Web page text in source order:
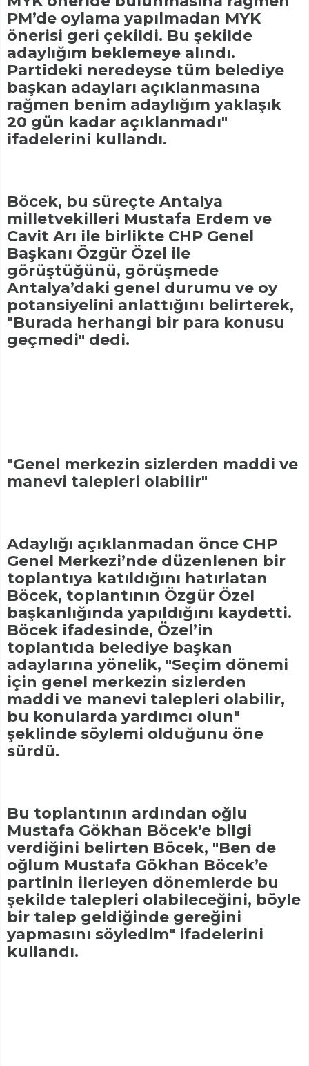
PM’de oylama yapılmadan MYK
önerisi geri çekildi. Bu şekilde
adaylığım beklemeye alındı.
Partideki neredeyse tüm belediye
başkan adayları açıklanmasına
rağmen benim adaylığım yaklaşık
20 gün kadar açıklanmadı"
ifadelerini kullandı.
Böcek, bu süreçte Antalya
milletvekilleri Mustafa Erdem ve
Cavit Arı ile birlikte CHP Genel
Başkanı Özgür Özel ile
görüştüğünü, görüşmede
Antalya’daki genel durumu ve oy
potansiyelini anlattığını belirterek,
"Burada herhangi bir para konusu
geçmedi" dedi.
"Genel merkezin sizlerden maddi ve
manevi talepleri olabilir"
Adaylığı açıklanmadan önce CHP
Genel Merkezi’nde düzenlenen bir
toplantıya katıldığını hatırlatan
Böcek, toplantının Özgür Özel
başkanlığında yapıldığını kaydetti.
Böcek ifadesinde, Özel’in
toplantıda belediye başkan
adaylarına yönelik, "Seçim dönemi
için genel merkezin sizlerden
maddi ve manevi talepleri olabilir,
bu konularda yardımcı olun"
şeklinde söylemi olduğunu öne
sürdü.
Bu toplantının ardından oğlu
Mustafa Gökhan Böcek’e bilgi
verdiğini belirten Böcek, "Ben de
oğlum Mustafa Gökhan Böcek’e
partinin ilerleyen dönemlerde bu
şekilde talepleri olabileceğini, böyle
bir talep geldiğinde gereğini
yapmasını söyledim" ifadelerini
kullandı.